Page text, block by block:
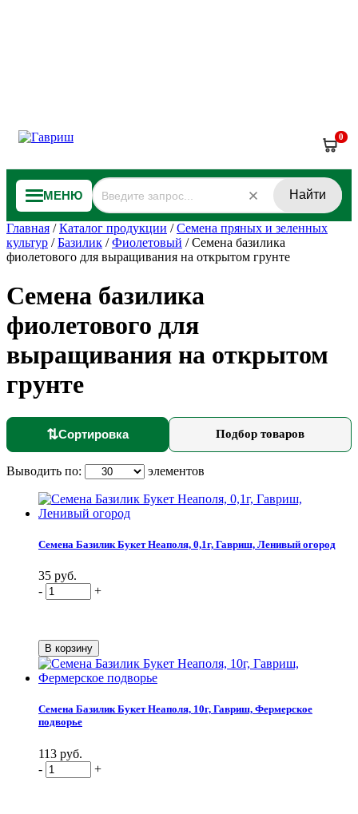
0
МЕНЮ Найти
Главная /Каталог продукции /Семена пряных и зеленных
культур /Базилик /Фиолетовый /Семена базилика
фиолетового для выращивания на открытом грунте
Семена базилика
фиолетового для
выращивания на открытом
грунте
⇅Сортировка Подбор товаров
Выводить по: элементов
Семена Базилик Букет Неаполя, 0,1г, Гавриш, Ленивый огород
35 руб.
-
+
Семена Базилик Букет Неаполя, 10г, Гавриш, Фермерское
подворье
113 руб.
-
+